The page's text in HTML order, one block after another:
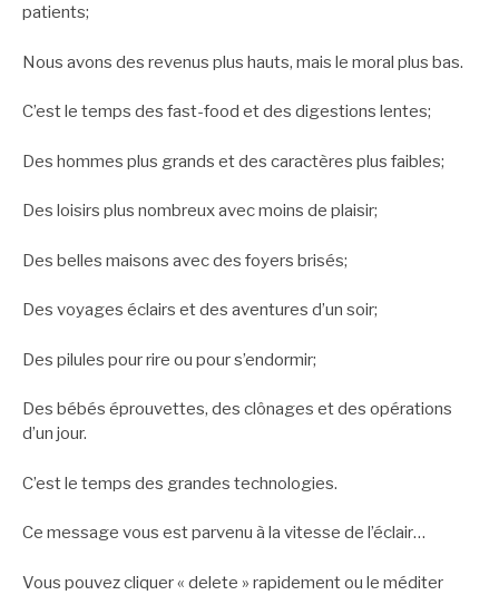
patients;
Nous avons des revenus plus hauts, mais le moral plus bas.
C’est le temps des fast-food et des digestions lentes;
Des hommes plus grands et des caractères plus faibles;
Des loisirs plus nombreux avec moins de plaisir;
Des belles maisons avec des foyers brisés;
Des voyages éclairs et des aventures d’un soir;
Des pilules pour rire ou pour s’endormir;
Des bébés éprouvettes, des clônages et des opérations
d’un jour.
C’est le temps des grandes technologies.
Ce message vous est parvenu à la vitesse de l’éclair…
Vous pouvez cliquer « delete » rapidement ou le méditer